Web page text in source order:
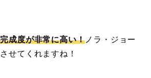
成度が非常に高い！ ノラ・ジョー
せてくれますね！